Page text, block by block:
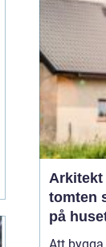
växande
klä om
på
När...
Arkitekt
tomten
på